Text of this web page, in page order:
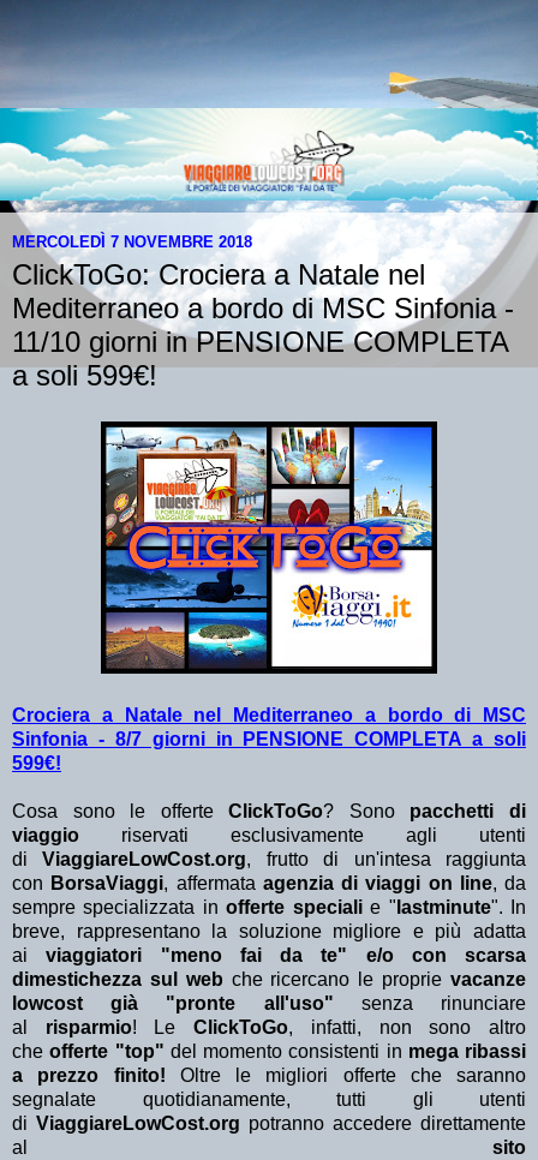
MERCOLEDÌ 7 NOVEMBRE 2018
ClickToGo: Crociera a Natale nel
Mediterraneo a bordo di MSC Sinfonia -
11/10 giorni in PENSIONE COMPLETA
a soli 599€!
Crociera a Natale nel Mediterraneo a bordo di MSC
Sinfonia - 8/7 giorni in PENSIONE COMPLETA a soli
599€!
Cosa sono le offerteClickToGo? Sono pacchetti di
viaggio riservati esclusivamente agli utenti
diViaggiareLowCost.org, frutto di un'intesa raggiunta
con BorsaViaggi, affermata agenzia di viaggi on line, da
sempre specializzata in offerte specialie " lastminute". In
breve, rappresentano la soluzione migliore e più adatta
aiviaggiatori "meno fai da te" e/o con scarsa
dimestichezza sul web che ricercano le proprievacanze
lowcost già "pronte all'uso" senza rinunciare
al risparmio! LeClickToGo, infatti, non sono altro
cheofferte "top" del momento consistenti in mega ribassi
a prezzo finito! Oltre le migliori offerte che saranno
segnalate quotidianamente, tutti gli utenti
di ViaggiareLowCost.org potranno accedere direttamente
al sito